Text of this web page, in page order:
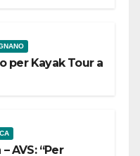
per Kayak Tour a
AVS: “Per